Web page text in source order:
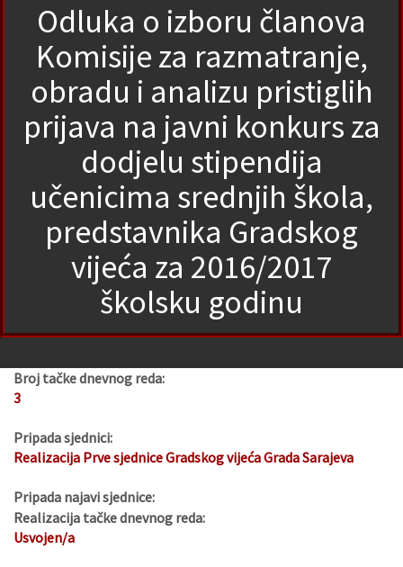
Odluka o izboru članova
Komisije za razmatranje,
obradu i analizu pristiglih
prijava na javni konkurs za
dodjelu stipendija
učenicima srednjih škola,
predstavnika Gradskog
vijeća za 2016/2017
školsku godinu
Broj tačke dnevnog reda:
3
Pripada sjednici:
Realizacija Prve sjednice Gradskog vijeća Grada Sarajeva
Pripada najavi sjednice:
Realizacija tačke dnevnog reda:
Usvojen/a